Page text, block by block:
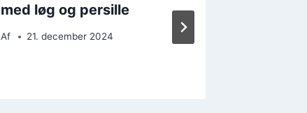
med løg og persille
Af 21. december 2024